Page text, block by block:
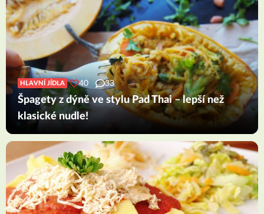
HLAVNÍ JÍDLA 40 33
Špagety z dýně ve stylu Pad Thai – lepší než
klasické nudle!